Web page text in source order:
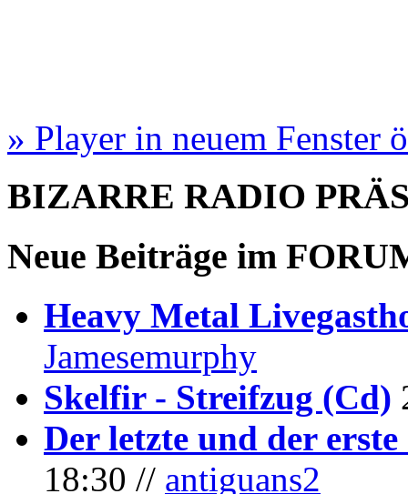
» Player in neuem Fenster
BIZARRE RADIO
Neue Beiträge im
Heavy Metal
Jamesemurphy
Skelfir - Streifzug (Cd)
Der letzte und der erste
18:30 // antiguans2